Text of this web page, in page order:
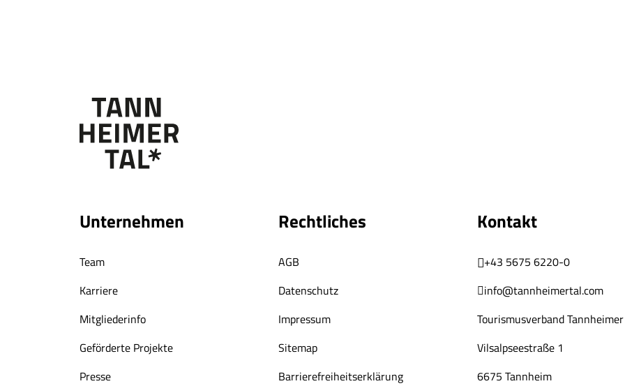
Unternehmen
Team
Karriere
Mitgliederinfo
Geförderte Projekte
Presse
Rechtliches
AGB
Datenschutz
Impressum
Sitemap
Barrierefreiheitserklärung
Kontakt
+43 5675 6220-0
info@tannheimertal.com
Tourismusverband
Vilsalpseestraße 1
6675 Tannheim